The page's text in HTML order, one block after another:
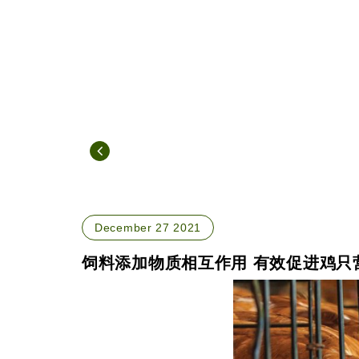
December 27 2021
饲料添加物质相互作用 有效促进鸡只